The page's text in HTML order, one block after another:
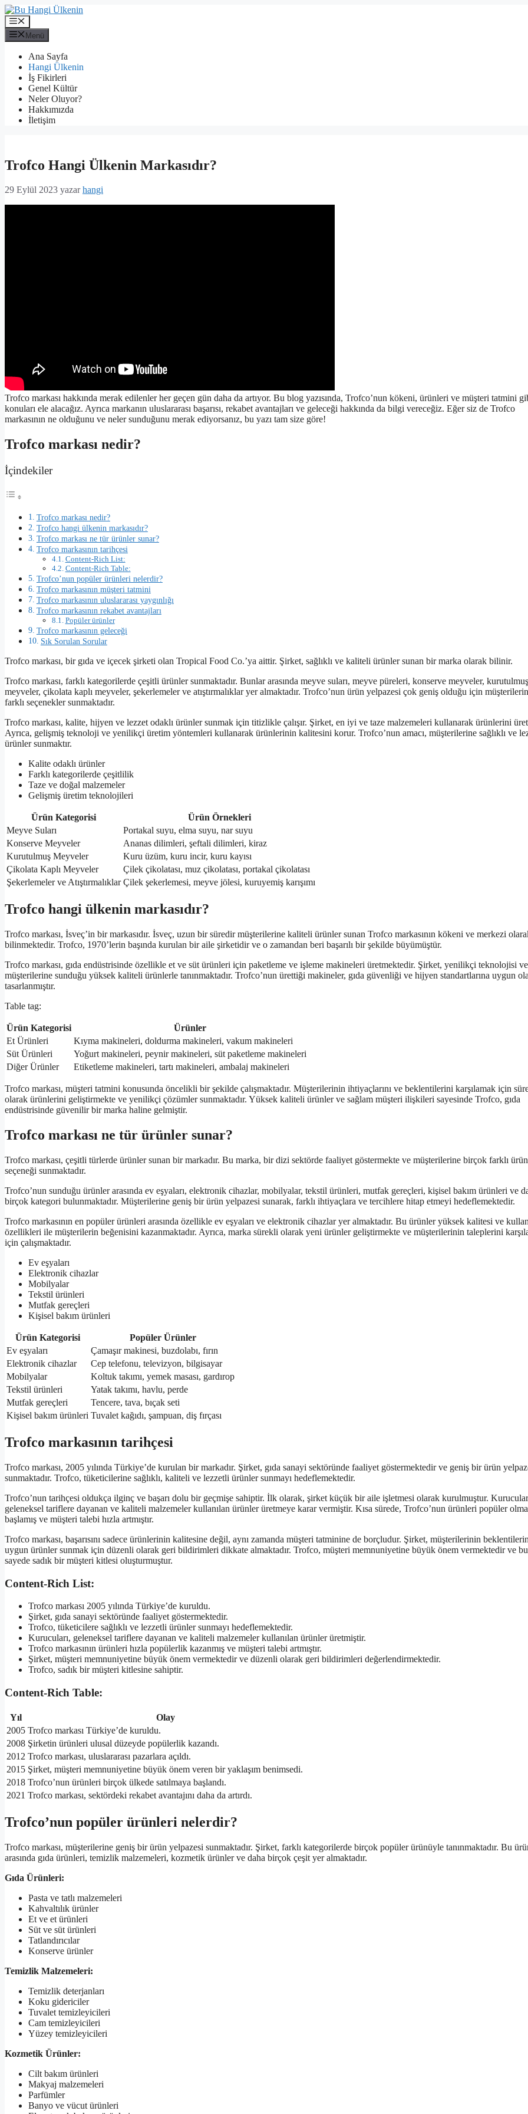
İçeriğe
atla
Menü
Menü
Ana Sayfa
Hangi Ülkenin
İş Fikirleri
Genel Kültür
Neler Oluyor?
Hakkımızda
İletişim
Trofco Hangi Ülkenin Markasıdır?
29 Eylül 2023 yazarhangi
Trofco markası hakkında merak edilenler her geçen gün daha da artıyor. Bu blog yazısında, Trofco’nun kökeni, ürünleri ve müşteri tatmini
konuları ele alacağız. Ayrıca markanın uluslararası başarısı, rekabet avantajları ve geleceği hakkında da bilgi vereceğiz. Eğer siz de Trofco
markasının ne olduğunu ve neler sunduğunu merak ediyorsanız, bu yazı tam size göre!
Trofco markası nedir?
İçindekiler
Trofco markası nedir?
Trofco hangi ülkenin markasıdır?
Trofco markası ne tür ürünler sunar?
Trofco markasının tarihçesi
Content-Rich List:
Content-Rich Table:
Trofco’nun popüler ürünleri nelerdir?
Trofco markasının müşteri tatmini
Trofco markasının uluslararası yaygınlığı
Trofco markasının rekabet avantajları
Popüler ürünler
Trofco markasının geleceği
Sık Sorulan Sorular
Trofco markası, bir gıda ve içecek şirketi olan Tropical Food Co.’ya aittir. Şirket, sağlıklı ve kaliteli ürünler sunan bir marka olarak bilinir.
Trofco markası, farklı kategorilerde çeşitli ürünler sunmaktadır. Bunlar arasında meyve suları, meyve püreleri, konserve meyveler, kurutulmuş
meyveler, çikolata kaplı meyveler, şekerlemeler ve atıştırmalıklar yer almaktadır. Trofco’nun ürün yelpazesi çok geniş olduğu için
farklı seçenekler sunmaktadır.
Trofco markası, kalite, hijyen ve lezzet odaklı ürünler sunmak için titizlikle çalışır. Şirket, en iyi ve taze malzemeleri kullanarak ürünlerini
Ayrıca, gelişmiş teknoloji ve yenilikçi üretim yöntemleri kullanarak ürünlerinin kalitesini korur. Trofco’nun amacı, müşterilerine sağlıklı ve
ürünler sunmaktır.
Kalite odaklı ürünler
Farklı kategorilerde çeşitlilik
Taze ve doğal malzemeler
Gelişmiş üretim teknolojileri
Ürün Kategorisi
Ürün Örnekleri
Meyve Suları
Portakal suyu, elma suyu, nar suyu
Konserve Meyveler
Ananas dilimleri, şeftali dilimleri, kiraz
Kurutulmuş Meyveler
Kuru üzüm, kuru incir, kuru kayısı
Çikolata Kaplı Meyveler
Çilek çikolatası, muz çikolatası, portakal çikolatası
Şekerlemeler ve Atıştırmalıklar Çilek şekerlemesi, meyve jölesi, kuruyemiş karışımı
Trofco hangi ülkenin markasıdır?
Trofco markası, İsveç’in bir markasıdır. İsveç, uzun bir süredir müşterilerine kaliteli ürünler sunan Trofco markasının kökeni ve merkezi
bilinmektedir. Trofco, 1970’lerin başında kurulan bir aile şirketidir ve o zamandan beri başarılı bir şekilde büyümüştür.
Trofco markası, gıda endüstrisinde özellikle et ve süt ürünleri için paketleme ve işleme makineleri üretmektedir. Şirket, yenilikçi teknolojisi ve
müşterilerine sunduğu yüksek kaliteli ürünlerle tanınmaktadır. Trofco’nun ürettiği makineler, gıda güvenliği ve hijyen standartlarına uygun
tasarlanmıştır.
Table tag:
Ürün Kategorisi
Ürünler
Et Ürünleri
Kıyma makineleri, doldurma makineleri, vakum makineleri
Süt Ürünleri
Yoğurt makineleri, peynir makineleri, süt paketleme makineleri
Diğer Ürünler
Etiketleme makineleri, tartı makineleri, ambalaj makineleri
Trofco markası, müşteri tatmini konusunda öncelikli bir şekilde çalışmaktadır. Müşterilerinin ihtiyaçlarını ve beklentilerini karşılamak için
olarak ürünlerini geliştirmekte ve yenilikçi çözümler sunmaktadır. Yüksek kaliteli ürünler ve sağlam müşteri ilişkileri sayesinde Trofco, gıda
endüstrisinde güvenilir bir marka haline gelmiştir.
Trofco markası ne tür ürünler sunar?
Trofco markası, çeşitli türlerde ürünler sunan bir markadır. Bu marka, bir dizi sektörde faaliyet göstermekte ve müşterilerine birçok farklı ürün
seçeneği sunmaktadır.
Trofco’nun sunduğu ürünler arasında ev eşyaları, elektronik cihazlar, mobilyalar, tekstil ürünleri, mutfak gereçleri, kişisel bakım ürünleri ve
birçok kategori bulunmaktadır. Müşterilerine geniş bir ürün yelpazesi sunarak, farklı ihtiyaçlara ve tercihlere hitap etmeyi hedeflemektedir.
Trofco markasının en popüler ürünleri arasında özellikle ev eşyaları ve elektronik cihazlar yer almaktadır. Bu ürünler yüksek kalitesi ve
özellikleri ile müşterilerin beğenisini kazanmaktadır. Ayrıca, marka sürekli olarak yeni ürünler geliştirmekte ve müşterilerinin taleplerini
için çalışmaktadır.
Ev eşyaları
Elektronik cihazlar
Mobilyalar
Tekstil ürünleri
Mutfak gereçleri
Kişisel bakım ürünleri
Ürün Kategorisi
Popüler Ürünler
Ev eşyaları
Çamaşır makinesi, buzdolabı, fırın
Elektronik cihazlar
Cep telefonu, televizyon, bilgisayar
Mobilyalar
Koltuk takımı, yemek masası, gardırop
Tekstil ürünleri
Yatak takımı, havlu, perde
Mutfak gereçleri
Tencere, tava, bıçak seti
Kişisel bakım ürünleri Tuvalet kağıdı, şampuan, diş fırçası
Trofco markasının tarihçesi
Trofco markası, 2005 yılında Türkiye’de kurulan bir markadır. Şirket, gıda sanayi sektöründe faaliyet göstermektedir ve geniş bir ürün
sunmaktadır. Trofco, tüketicilerine sağlıklı, kaliteli ve lezzetli ürünler sunmayı hedeflemektedir.
Trofco’nun tarihçesi oldukça ilginç ve başarı dolu bir geçmişe sahiptir. İlk olarak, şirket küçük bir aile işletmesi olarak kurulmuştur.
geleneksel tariflere dayanan ve kaliteli malzemeler kullanılan ürünler üretmeye karar vermiştir. Kısa sürede, Trofco’nun ürünleri popüler
başlamış ve müşteri talebi hızla artmıştır.
Trofco markası, başarısını sadece ürünlerinin kalitesine değil, aynı zamanda müşteri tatminine de borçludur. Şirket, müşterilerinin
uygun ürünler sunmak için düzenli olarak geri bildirimleri dikkate almaktadır. Trofco, müşteri memnuniyetine büyük önem vermektedir ve bu
sayede sadık bir müşteri kitlesi oluşturmuştur.
Content-Rich List:
Trofco markası 2005 yılında Türkiye’de kuruldu.
Şirket, gıda sanayi sektöründe faaliyet göstermektedir.
Trofco, tüketicilere sağlıklı ve lezzetli ürünler sunmayı hedeflemektedir.
Kurucuları, geleneksel tariflere dayanan ve kaliteli malzemeler kullanılan ürünler üretmiştir.
Trofco markasının ürünleri hızla popülerlik kazanmış ve müşteri talebi artmıştır.
Şirket, müşteri memnuniyetine büyük önem vermektedir ve düzenli olarak geri bildirimleri değerlendirmektedir.
Trofco, sadık bir müşteri kitlesine sahiptir.
Content-Rich Table:
Yıl
Olay
2005 Trofco markası Türkiye’de kuruldu.
2008 Şirketin ürünleri ulusal düzeyde popülerlik kazandı.
2012 Trofco markası, uluslararası pazarlara açıldı.
2015 Şirket, müşteri memnuniyetine büyük önem veren bir yaklaşım benimsedi.
2018 Trofco’nun ürünleri birçok ülkede satılmaya başlandı.
2021 Trofco markası, sektördeki rekabet avantajını daha da artırdı.
Trofco’nun popüler ürünleri nelerdir?
Trofco markası, müşterilerine geniş bir ürün yelpazesi sunmaktadır. Şirket, farklı kategorilerde birçok popüler ürünüyle tanınmaktadır. Bu
arasında gıda ürünleri, temizlik malzemeleri, kozmetik ürünler ve daha birçok çeşit yer almaktadır.
Gıda Ürünleri:
Pasta ve tatlı malzemeleri
Kahvaltılık ürünler
Et ve et ürünleri
Süt ve süt ürünleri
Tatlandırıcılar
Konserve ürünler
Temizlik Malzemeleri:
Temizlik deterjanları
Koku gidericiler
Tuvalet temizleyicileri
Cam temizleyicileri
Yüzey temizleyicileri
Kozmetik Ürünler:
Cilt bakım ürünleri
Makyaj malzemeleri
Parfümler
Banyo ve vücut ürünleri